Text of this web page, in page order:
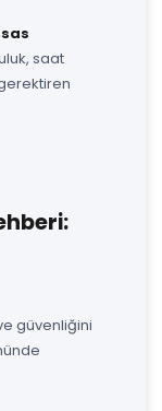
saat
güvenliğini